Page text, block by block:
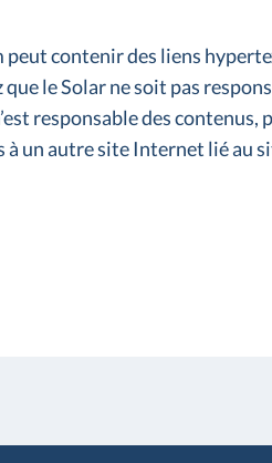
contenir des liens
le Solar ne soit pas
responsable des
à un autre site Internet lié au